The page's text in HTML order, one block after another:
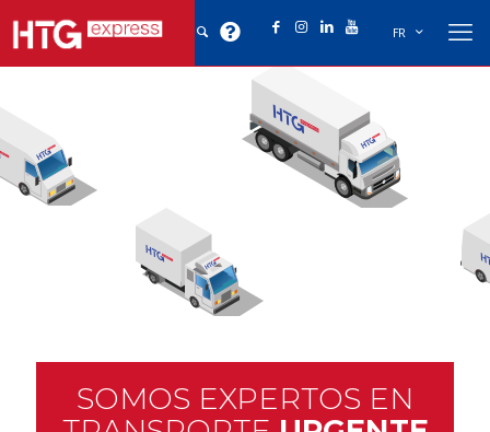
FR
SOMOS EXPERTOS EN